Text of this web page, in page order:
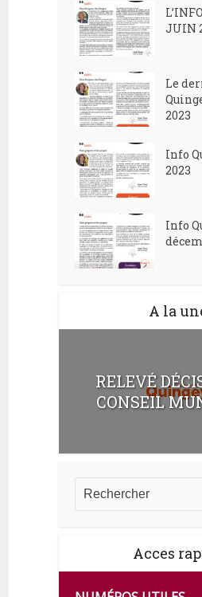
JUIN
Le
2023
Info
2023
Info
A la
RELEVÉ
CONSEIL
Acces